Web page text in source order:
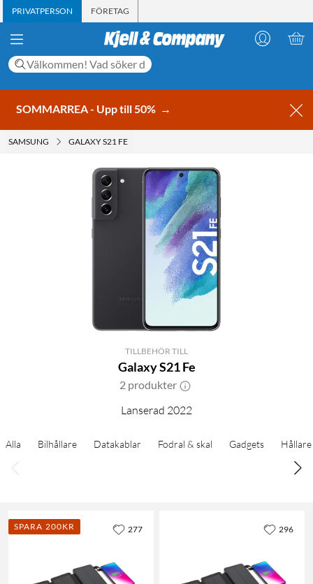
PRIVATPERSON FÖRETAG
SOMMARREA - Upp till 50% →
SAMSUNG GALAXY S21 FE
TILLBEHÖR TILL
Galaxy S21 Fe
2 produkter
Lanserad 2022
Alla Bilhållare Datakablar Fodral & skal Gadgets Hållare
SPARA 200KR 277 296